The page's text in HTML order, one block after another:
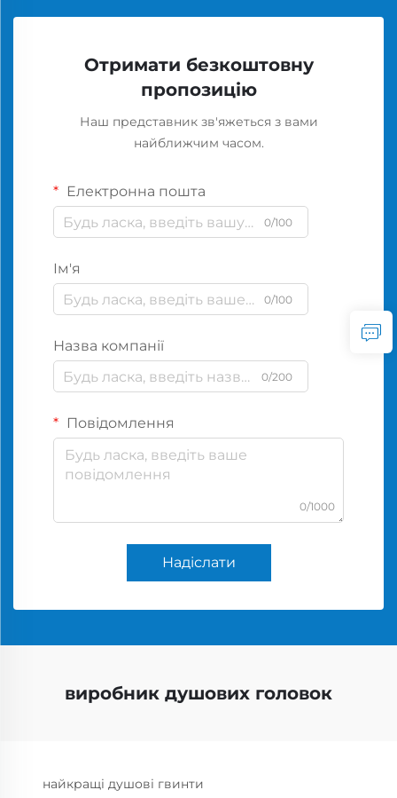
Отримати безкоштовну
пропозицію
Наш представник зв'яжеться з вами
найближчим часом.
Електронна пошта
0/100
Ім'я
0/100
Назва компанії
0/200
Повідомлення
0/1000
Надіслати
виробник душових головок
найкращі душові гвинти